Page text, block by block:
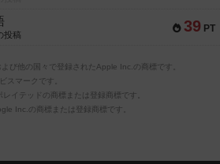
39 PT
投稿
び他の国々で登録されたApple Inc.の商標です。
スマークです。
イテッドの商標または登録商標です。
Inc.の商標または登録商標です。